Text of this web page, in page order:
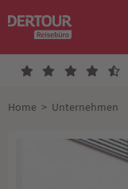
Home > Unternehmen